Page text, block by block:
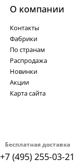
Бесплатная доставка
+7 (495) 255-03-21
О компании
Контакты
Фабрики
По странам
Распродажа
Новинки
Акции
Карта сайта